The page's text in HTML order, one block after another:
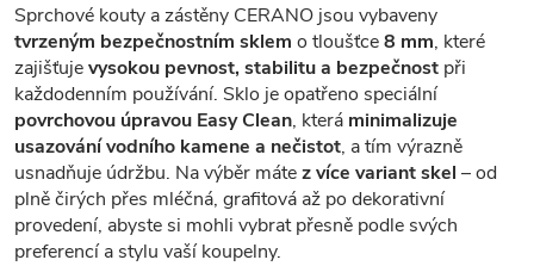
Sprchové kouty a zástěny CERANO jsou vybaveny
tvrzeným bezpečnostním sklem o tloušťce8 mm, které
zajišťujevysokou pevnost, stabilitu a bezpečnost při
každodenním používání. Sklo je opatřeno speciální
povrchovou úpravou Easy Clean, která minimalizuje
usazování vodního kamene a nečistot, a tím výrazně
usnadňuje údržbu. Na výběr mátez více variant skel – od
plně čirých přes mléčná, grafitová až po dekorativní
provedení, abyste si mohli vybrat přesně podle svých
preferencí a stylu vaší koupelny.